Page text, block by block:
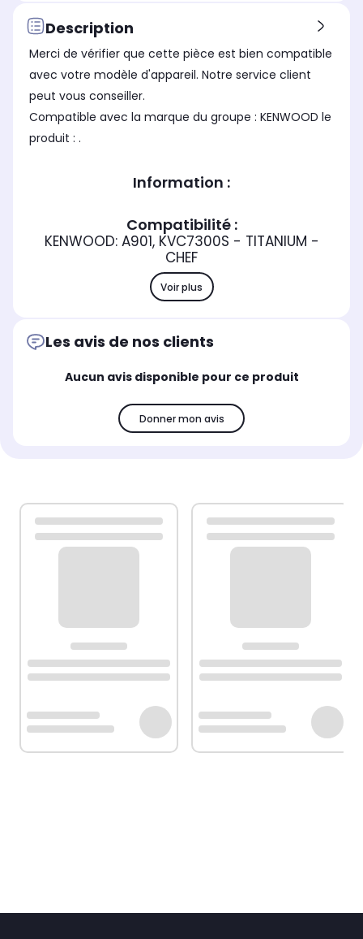
Description
Merci de vérifier que cette pièce est bien compatible
avec votre modèle d'appareil. Notre service client
peut vous conseiller.
Compatible avec la marque du groupe : KENWOOD le
produit : .
Information :
Compatibilité :
KENWOOD: A901, KVC7300S - TITANIUM -
CHEF
Voir plus
Les avis de nos clients
Aucun avis disponible pour ce produit
Donner mon avis